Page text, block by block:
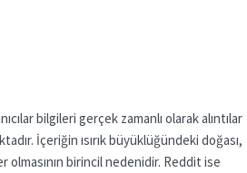
bilgileri gerçek zamanlı olarak alıntılar
İçeriğin ısırık büyüklüğündeki doğası,
olmasının birincil nedenidir. Reddit ise